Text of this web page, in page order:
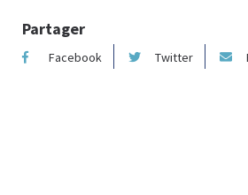
Partager
Facebook Twitter